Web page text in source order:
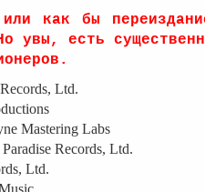
как бы
увы, есть
Ltd.
Mastering Labs
Records, Ltd.
Ltd.